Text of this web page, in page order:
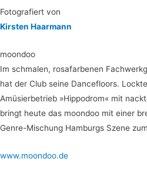
Foto­gra­fiert von
Kirs­ten Haarmann
moon­doo
Im schma­len, rosa­far­be­nen
hat der Club sei­ne Dance­floo­rs.
Amü­sier­be­trieb »Hip­po­drom« mit
bringt heu­te das moon­doo mit einer
Gen­re-Mischung Ham­burgs Sze­ne
www.moondoo.de